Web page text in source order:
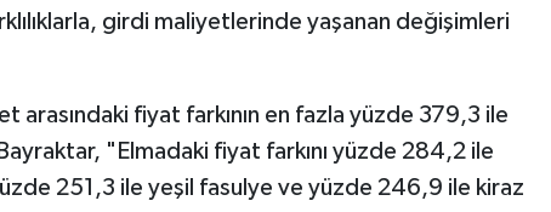
girdi maliyetlerinde yaşanan değişimleri
arasındaki fiyat farkının en fazla yüzde 379,3 ile
"Elmadaki fiyat farkını yüzde 284,2 ile
251,3 ile yeşil fasulye ve yüzde 246,9 ile kiraz